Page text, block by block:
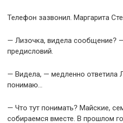
Телефон зазвонил. Маргарита
— Лизочка, видела сообщение?
предисловий.
— Видела, — медленно ответила
понимаю…
— Что тут понимать? Майские,
собираемся вместе. В прошлом